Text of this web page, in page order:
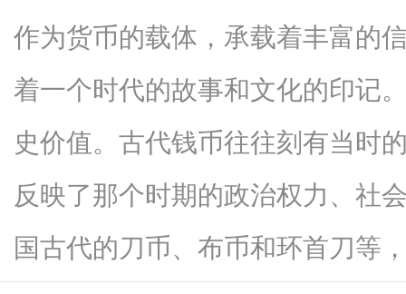
作为货币的载体，承载着丰富的
着一个时代的故事和文化的印记
史价值。古代钱币往往刻有当时
反映了那个时期的政治权力、社
国古代的刀币、布币和环首刀等